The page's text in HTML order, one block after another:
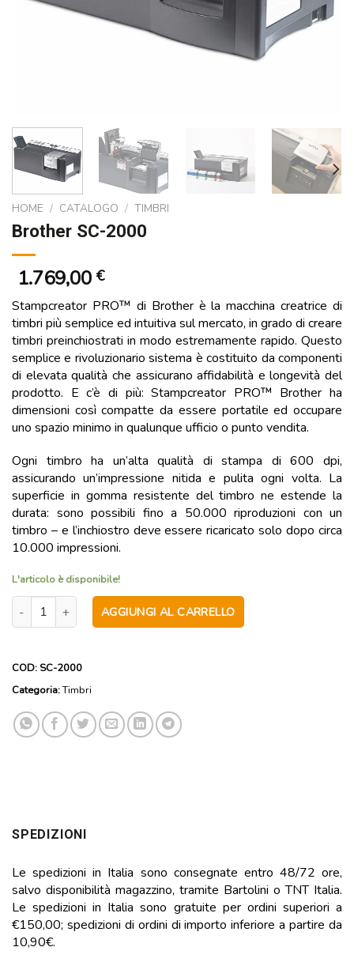
HOME / CATALOGO / TIMBRI
Brother SC-2000
1.769,00€
Stampcreator PRO™ di Brother è la macchina creatrice di
timbri più semplice ed intuitiva sul mercato, in grado di creare
timbri preinchiostrati in modo estremamente rapido. Questo
semplice e rivoluzionario sistema è costituito da componenti
di elevata qualità che assicurano affidabilità e longevità del
prodotto. E c’è di più: Stampcreator PRO™ Brother ha
dimensioni così compatte da essere portatile ed occupare
uno spazio minimo in qualunque ufficio o punto vendita.
Ogni timbro ha un’alta qualità di stampa di 600 dpi,
assicurando un’impressione nitida e pulita ogni volta. La
superficie in gomma resistente del timbro ne estende la
durata: sono possibili fino a 50.000 riproduzioni con un
timbro – e l’inchiostro deve essere ricaricato solo dopo circa
10.000 impressioni.
L'articolo è disponibile!
Brother SC-2000 quantità
AGGIUNGI AL CARRELLO
COD: SC-2000
Categoria:Timbri
SPEDIZIONI
Le spedizioni in Italia sono consegnate entro 48/72 ore,
salvo disponibilità magazzino, tramite Bartolini o TNT Italia.
Le spedizioni in Italia sono gratuite per ordini superiori a
€150,00; spedizioni di ordini di importo inferiore a partire da
10,90€.